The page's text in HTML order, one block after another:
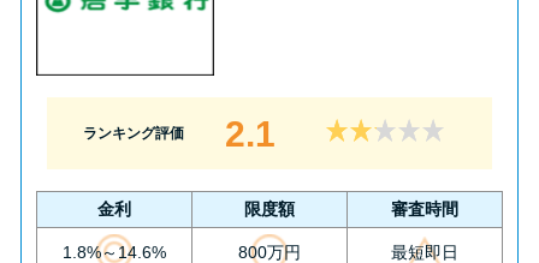
ランキング評価 2.1
金利 限度額 審査時間
1.8%～14.6% 800万円 最短即日